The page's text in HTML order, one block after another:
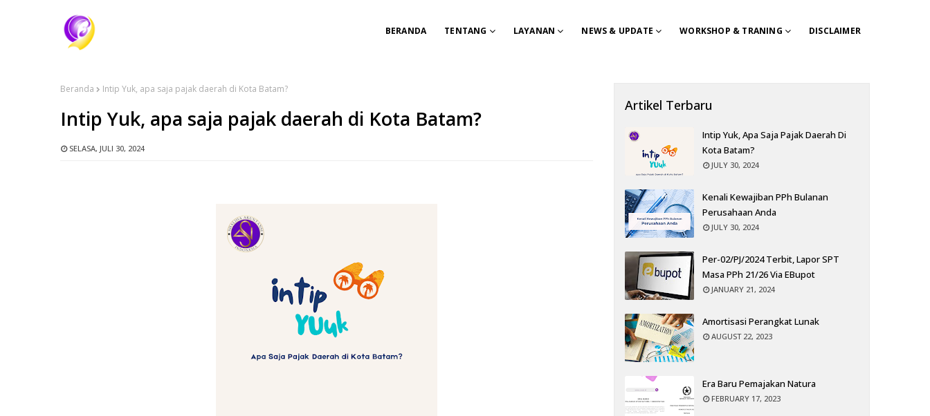
BERANDA TENTANG LAYANAN NEWS & UPDATE WORKSHOP & TRANING DISCLAIMER
Beranda Intip Yuk, apa saja pajak daerah di Kota Batam?
Intip Yuk, apa saja pajak daerah di Kota Batam?
SELASA, JULI 30, 2024
Artikel Terbaru
Intip Yuk, Apa Saja Pajak Daerah Di
Kota Batam?
JULY 30, 2024
Kenali Kewajiban PPh Bulanan
Perusahaan Anda
JULY 30, 2024
Per-02/PJ/2024 Terbit, Lapor SPT
Masa PPh 21/26 Via EBupot
JANUARY 21, 2024
Amortisasi Perangkat Lunak
AUGUST 22, 2023
Era Baru Pemajakan Natura
FEBRUARY 17, 2023